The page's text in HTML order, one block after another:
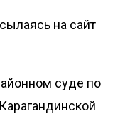
на сайт
суде по